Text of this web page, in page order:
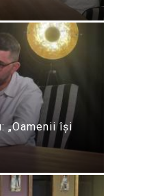
„Oamenii își